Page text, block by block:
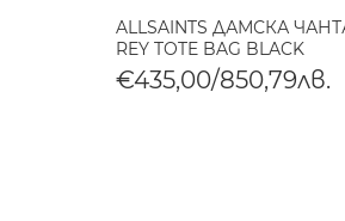
ALLSAINTS ДАМСКА
REY TOTE BAG BLACK
€435,00/850,79лв.